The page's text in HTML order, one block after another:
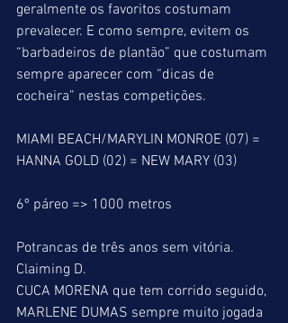
geralmente os favoritos costumam
prevalecer. E como sempre, evitem os
“barbadeiros de plantão” que costumam
sempre aparecer com “dicas de
cocheira” nestas competições.
MIAMI BEACH/MARYLIN MONROE (07) =
HANNA GOLD (02) = NEW MARY (03)
6º páreo => 1000 metros
Potrancas de três anos sem vitória.
Claiming D.
CUCA MORENA que tem corrido seguido,
MARLENE DUMAS sempre muito jogada